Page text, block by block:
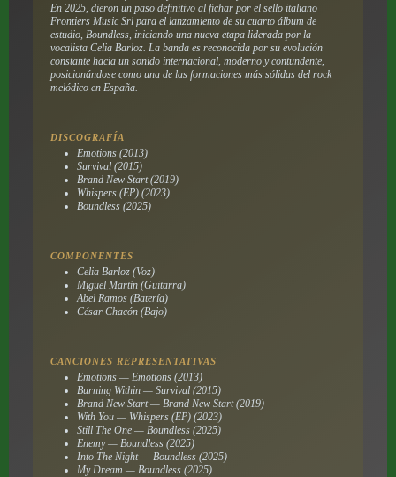
En 2025, dieron un paso definitivo al fichar por el sello italiano
Frontiers Music Srl para el lanzamiento de su cuarto álbum de
estudio, Boundless, iniciando una nueva etapa liderada por la
vocalista Celia Barloz. La banda es reconocida por su evolución
constante hacia un sonido internacional, moderno y contundente,
posicionándose como una de las formaciones más sólidas del rock
melódico en España.
DISCOGRAFÍA
Emotions (2013)
Survival (2015)
Brand New Start (2019)
Whispers (EP) (2023)
Boundless (2025)
COMPONENTES
Celia Barloz (Voz)
Miguel Martín (Guitarra)
Abel Ramos (Batería)
César Chacón (Bajo)
CANCIONES REPRESENTATIVAS
Emotions — Emotions (2013)
Burning Within — Survival (2015)
Brand New Start — Brand New Start (2019)
With You — Whispers (EP) (2023)
Still The One — Boundless (2025)
Enemy — Boundless (2025)
Into The Night — Boundless (2025)
My Dream — Boundless (2025)